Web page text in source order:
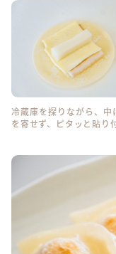
冷蔵庫を探りながら、
を寄せず、ピタッと貼り